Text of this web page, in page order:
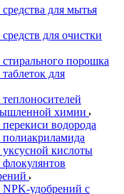
для мытья
для очистки
порошка
для
химии
водорода
полиакриламида
уксусной кислоты
NPK-удобрений с